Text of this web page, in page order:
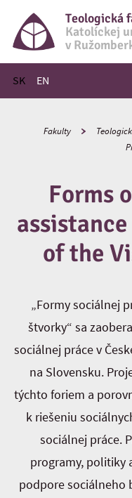
Teologická
Katolíckej
v
SK EN
Hlavné menu
Fakulty
Forms
of the
„Formy sociálnej
štvorky“ sa
sociálnej práce v
na Slovensku.
týchto foriem a
k riešeniu
sociálnej práce.
programy, politiky
podpore sociálneho